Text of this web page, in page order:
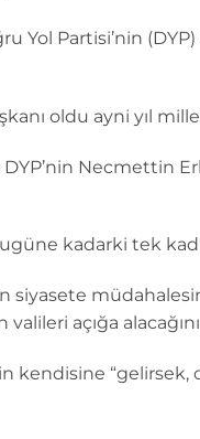
Yol Partisi’nin
oldu ayni yıl
DYP’nin Necmettin
kadarki tek
açığa
“gelirsek, o